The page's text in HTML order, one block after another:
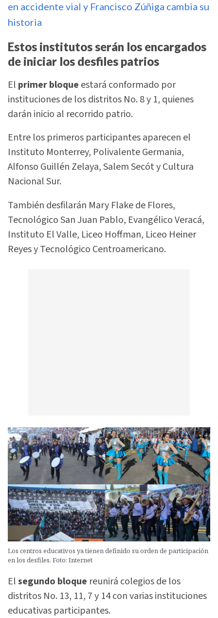
en accidente vial y Francisco Zúñiga cambia su
historia
Estos institutos serán los encargados
de iniciar los desfiles patrios
El primer bloque estará conformado por
instituciones de los distritos No. 8 y 1, quienes
darán inicio al recorrido patrio.
Entre los primeros participantes aparecen el
Instituto Monterrey, Polivalente Germania,
Alfonso Guillén Zelaya, Salem Secót y Cultura
Nacional Sur.
También desfilarán Mary Flake de Flores,
Tecnológico San Juan Pablo, Evangélico Veracá,
Instituto El Valle, Liceo Hoffman, Liceo Heiner
Reyes y Tecnológico Centroamericano.
Los centros educativos ya tienen definido su orden de participación
en los desfiles. Foto: Internet
Elsegundo bloque reunirá colegios de los
distritos No. 13, 11, 7 y 14 con varias instituciones
educativas participantes.